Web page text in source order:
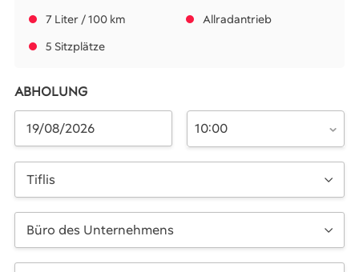
7 Liter / 100 km
Allradantrieb
5 Sitzplätze
ABHOLUNG
10:00
Tiflis
Büro des Unternehmens